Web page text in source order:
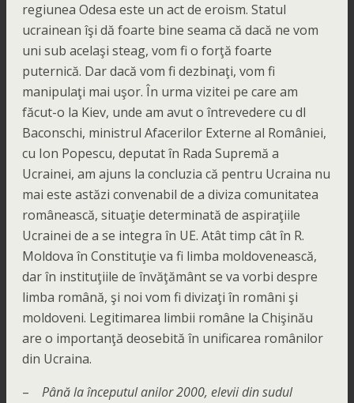
regiunea Odesa este un act de eroism. Statul
ucrainean îşi dă foarte bine seama că dacă ne vom
uni sub acelaşi steag, vom fi o forţă foarte
puternică. Dar dacă vom fi dezbinaţi, vom fi
manipulaţi mai uşor. În urma vizitei pe care am
făcut-o la Kiev, unde am avut o întrevedere cu dl
Baconschi, ministrul Afacerilor Externe al României,
cu Ion Popescu, deputat în Rada Supremă a
Ucrainei, am ajuns la concluzia că pentru Ucraina nu
mai este astăzi convenabil de a diviza comunitatea
românească, situaţie determinată de aspiraţiile
Ucrainei de a se integra în UE. Atât timp cât în R.
Moldova în Constituţie va fi limba moldovenească,
dar în instituţiile de învăţământ se va vorbi despre
limba română, şi noi vom fi divizaţi în români şi
moldoveni. Legitimarea limbii române la Chişinău
are o importanţă deosebită în unificarea românilor
din Ucraina.
– Până la începutul anilor 2000, elevii din sudul